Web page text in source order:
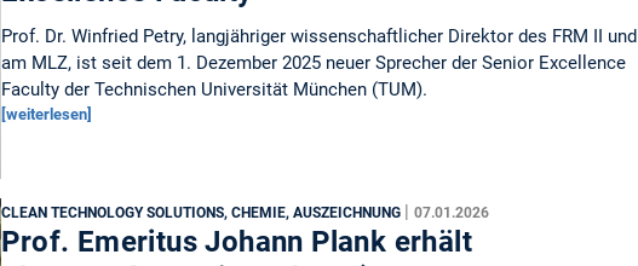
Prof. Dr. Winfried Petry, langjähriger wissenschaftlicher Direktor des FRM II und
am MLZ, ist seit dem 1. Dezember 2025 neuer Sprecher der Senior Excellence
Faculty der Technischen Universität München (TUM).
[weiterlesen]
CLEAN TECHNOLOGY SOLUTIONS, CHEMIE, AUSZEICHNUNG |07.01.2026
Prof. Emeritus Johann Plank erhält